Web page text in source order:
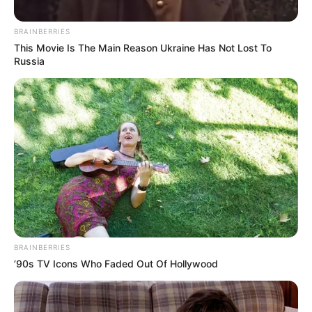
Colprensa
Diego Cocca, cuando fue presentado como técnico de
Millonarios
Por:Miguel Andrés Galvis
Julio 9, 2025
BRAINBERRIES
This Movie Is The Main Reason Ukraine Has Not Lost To
Russia
BRAINBERRIES
’90s TV Icons Who Faded Out Of Hollywood